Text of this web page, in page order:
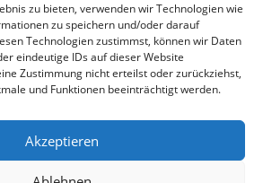
zu bieten, verwenden wir Technologien wie
zu speichern und/oder darauf
Technologien zustimmst, können wir Daten
eindeutige IDs auf dieser Website
Zustimmung nicht erteilst oder zurückziehst,
und Funktionen beeinträchtigt werden.
Akzeptieren
von der Inflation profitieren
ihren negativen Effekten
Analyse — All Rights Reserved.